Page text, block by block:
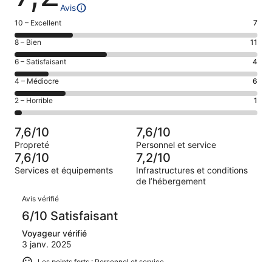
Avis
Note
des
voyageurs
de 10
(Excellent),
d’après 7 avis
sur 29.
10 – Excellent 7
Note
des
voyageurs
de 8
(Bien),
d’après 11 avis
sur 29.
8 – Bien 11
Note
des
voyageurs
de 6
(Satisfaisant),
sur 29.
6 – Satisfaisant 4
Note
des
voyageurs
de 4
(Médiocre),
d’après 6 avis
sur 29.
4 – Médiocre 6
Note
des
voyageurs
de 2
(Horrible),
d’après 1 avis
sur 29.
2 – Horrible 1
7,6/10
Propreté
7,6/10
Personnel et service
7,6/10
Services et équipements
7,2/10
Infrastructures et conditions
de l’hébergement
Avis
Avis vérifié
6/10 Satisfaisant
Voyageur vérifié
3 janv. 2025